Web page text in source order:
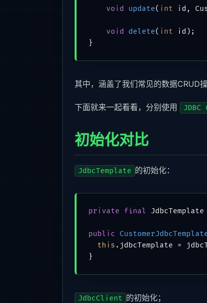
void update( int id,
void delete( int id) ;
其中，涵盖了我们常见的数据CRUD操
下面就来一起看看，分别使用
初始化对比
JdbcTemplate 的初始化：
private final
public
this .jdbcTemplate =
JdbcClient 的初始化；